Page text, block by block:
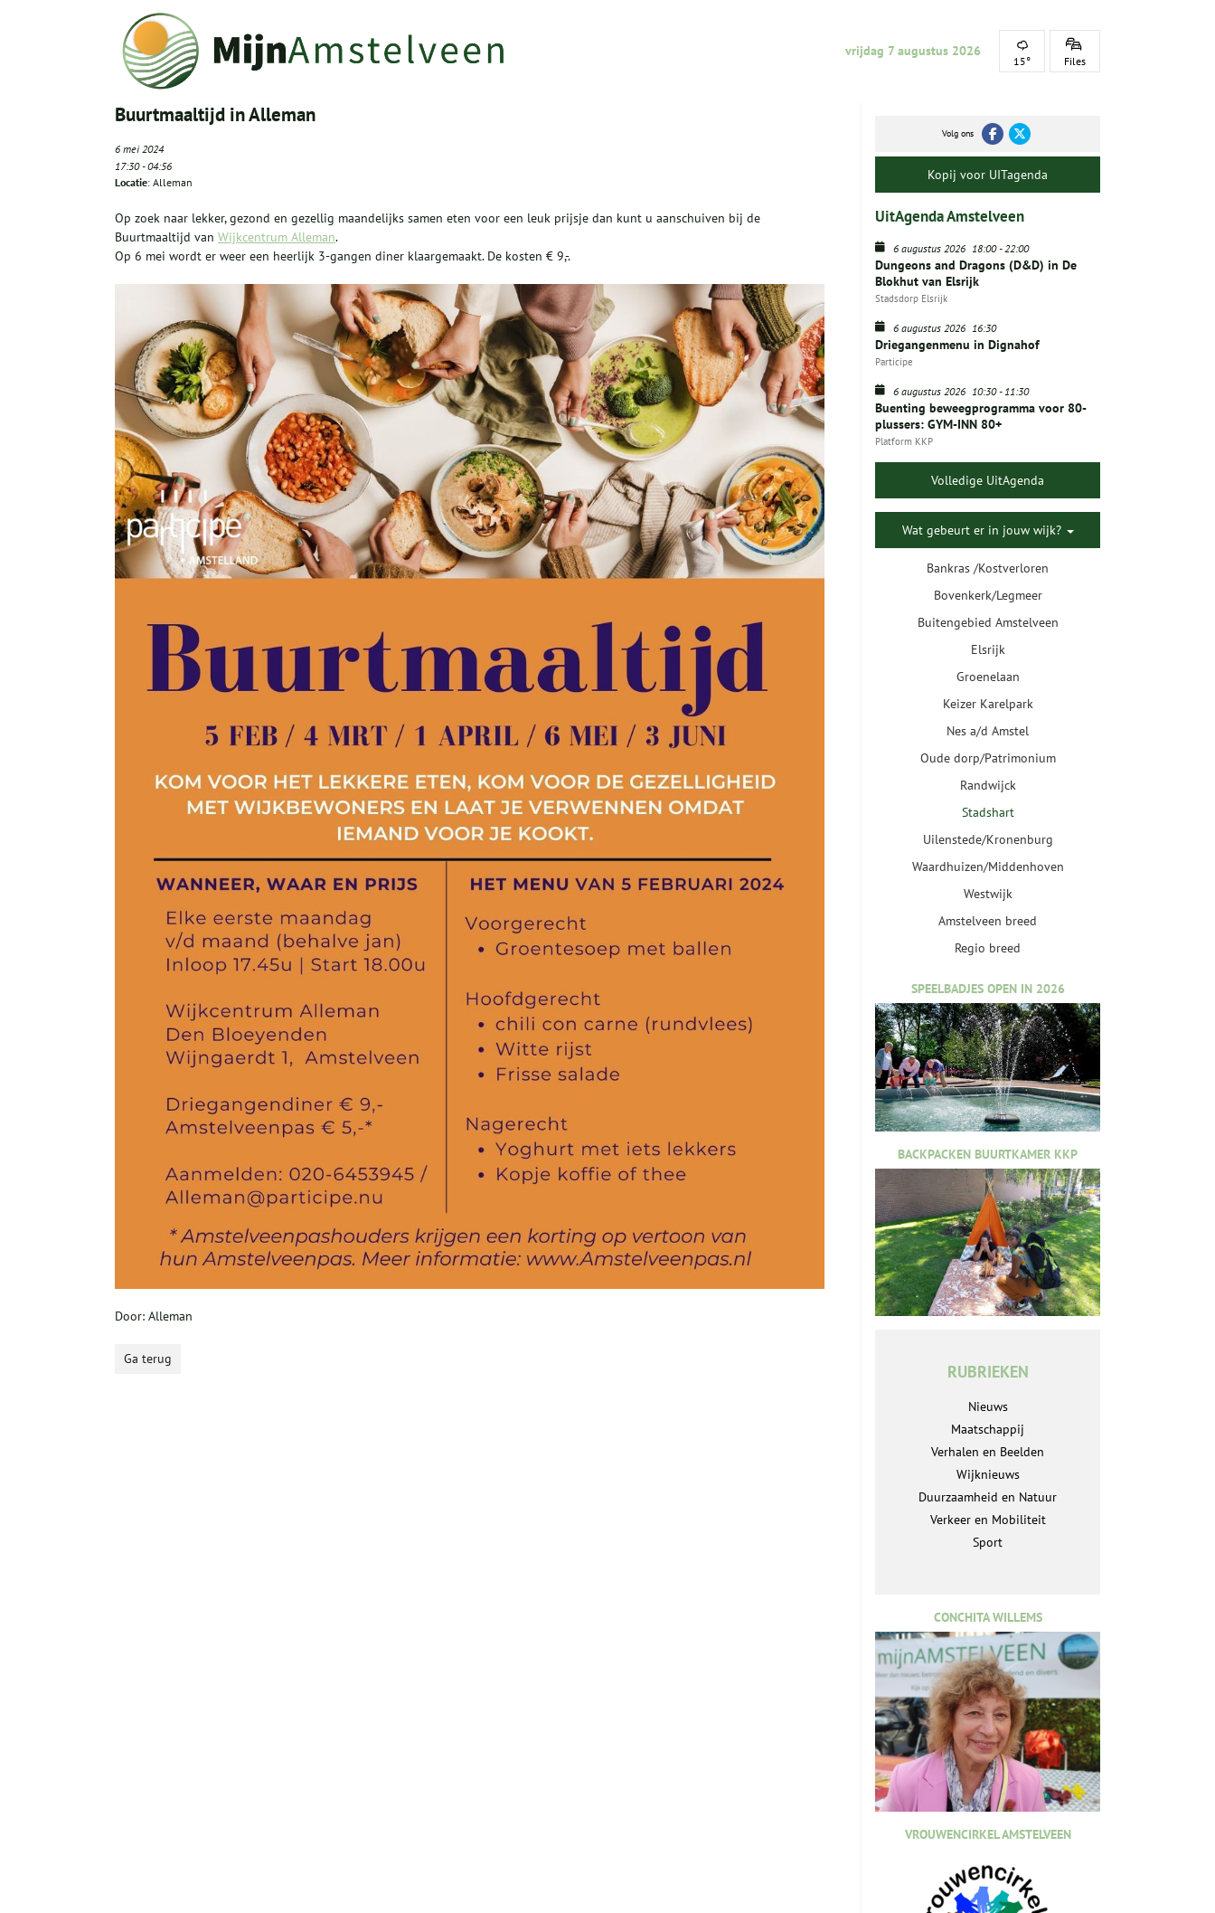
vrijdag 7 augustus 2026
15° Files
Buurtmaaltijd in Alleman
6 mei 2024
17:30-04:56
Locatie: Alleman
Op zoek naar lekker, gezond en gezellig maandelijks samen eten voor een leuk prijsje dan kunt u aanschuiven bij de
Buurtmaaltijd van Wijkcentrum Alleman.
Op 6 mei wordt er weer een heerlijk 3-gangen diner klaargemaakt. De kosten € 9,-.
Door: Alleman
Ga terug
Volg ons
Kopij voor UITagenda
UitAgenda Amstelveen
6 augustus 2026 18:00-22:00
Dungeons and Dragons (D&D) in De
Blokhut van Elsrijk
Stadsdorp Elsrijk
6 augustus 2026 16:30
Driegangenmenu in Dignahof
Participe
6 augustus 2026 10:30-11:30
Buenting beweegprogramma voor 80-
plussers: GYM-INN 80+
Platform KKP
Volledige UitAgenda
Wat gebeurt er in jouw wijk?
Bankras /Kostverloren
Bovenkerk/Legmeer
Buitengebied Amstelveen
Elsrijk
Groenelaan
Keizer Karelpark
Nes a/d Amstel
Oude dorp/Patrimonium
Randwijck
Stadshart
Uilenstede/Kronenburg
Waardhuizen/Middenhoven
Westwijk
Amstelveen breed
Regio breed
SPEELBADJES OPEN IN 2026
BACKPACKEN BUURTKAMER KKP
RUBRIEKEN
Nieuws
Maatschappij
Verhalen en Beelden
Wijknieuws
Duurzaamheid en Natuur
Verkeer en Mobiliteit
Sport
CONCHITA WILLEMS
VROUWENCIRKEL AMSTELVEEN